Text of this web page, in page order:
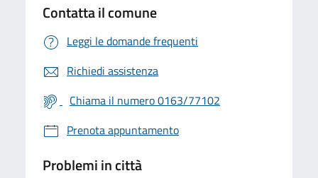
Contatta il comune
Leggi le domande frequenti
Richiedi assistenza
Chiama il numero 0163/77102
Prenota appuntamento
Problemi in città